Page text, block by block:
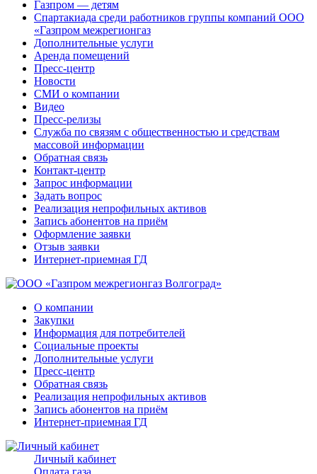
Газпром — детям
Спартакиада среди работников группы компаний ООО
«Газпром межрегионгаз
Дополнительные услуги
Аренда помещений
Пресс-центр
Новости
СМИ о компании
Видео
Пресс-релизы
Служба по связям с общественностью и средствам
массовой информации
Обратная связь
Контакт-центр
Запрос информации
Задать вопрос
Реализация непрофильных активов
Запись абонентов на приём
Оформление заявки
Отзыв заявки
Интернет-приемная ГД
О компании
Закупки
Информация для потребителей
Социальные проекты
Дополнительные услуги
Пресс-центр
Обратная связь
Реализация непрофильных активов
Запись абонентов на приём
Интернет-приемная ГД
Личный кабинет
Оплата газа